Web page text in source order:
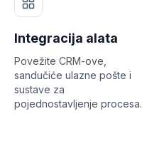
Integracija alata
Povežite CRM-ove,
sandučiće ulazne pošte i
sustave za
pojednostavljenje procesa.